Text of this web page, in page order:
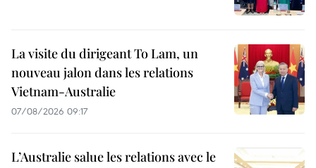
La visite du dirigeant To Lam, un
nouveau jalon dans les relations
Vietnam-Australie
07/08/2026 09:17
L’Australie salue les relations avec le